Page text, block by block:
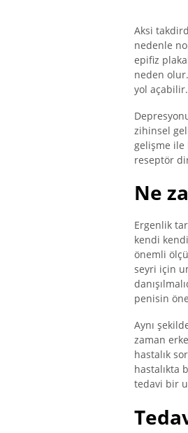
Aksi
nedenle
epifiz
neden
yol açabilir.
zihinsel
gelişme
reseptör
Ne
Ergenlik
kendi
önemli
seyri için
penisin
Aynı
zaman
hastalık
hastalıkta
tedavi bir